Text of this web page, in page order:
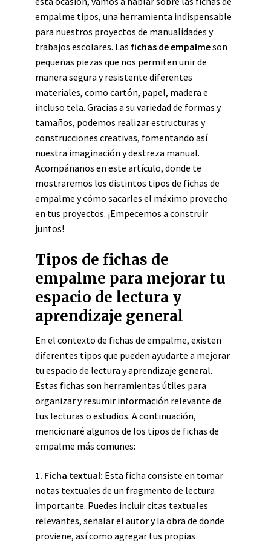
empalme tipos, una herramienta indispensable
para nuestros proyectos de manualidades y
trabajos escolares. Las fichas de empalmeson
pequeñas piezas que nos permiten unir de
manera segura y resistente diferentes
materiales, como cartón, papel, madera e
incluso tela. Gracias a su variedad de formas y
tamaños, podemos realizar estructuras y
construcciones creativas, fomentando así
nuestra imaginación y destreza manual.
Acompáñanos en este artículo, donde te
mostraremos los distintos tipos de fichas de
empalme y cómo sacarles el máximo provecho
en tus proyectos. ¡Empecemos a construir
juntos!
Tipos de fichas de
empalme para mejorar tu
espacio de lectura y
aprendizaje general
En el contexto de fichas de empalme, existen
diferentes tipos que pueden ayudarte a mejorar
tu espacio de lectura y aprendizaje general.
Estas fichas son herramientas útiles para
organizar y resumir información relevante de
tus lecturas o estudios. A continuación,
mencionaré algunos de los tipos de fichas de
empalme más comunes:
1. Ficha textual: Esta ficha consiste en tomar
notas textuales de un fragmento de lectura
importante. Puedes incluir citas textuales
relevantes, señalar el autor y la obra de donde
proviene, así como agregar tus propias